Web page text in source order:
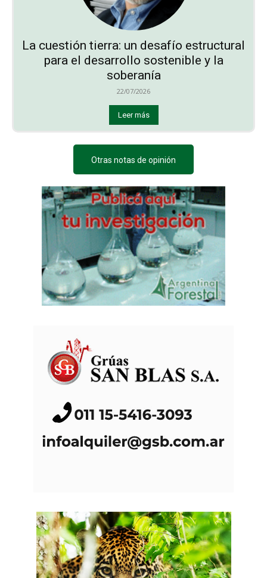
La cuestión tierra: un desafío estructural
para el desarrollo sostenible y la
soberanía
22/07/2026
Leer más
Otras notas de opinión